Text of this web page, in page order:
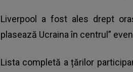
Liverpool
a fost ales drept
plasează Ucraina în centrul”
Lista completă a țărilor